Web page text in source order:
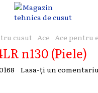
cusut Ace Ace pentru
n130 (Piele)
Lasa-ți un